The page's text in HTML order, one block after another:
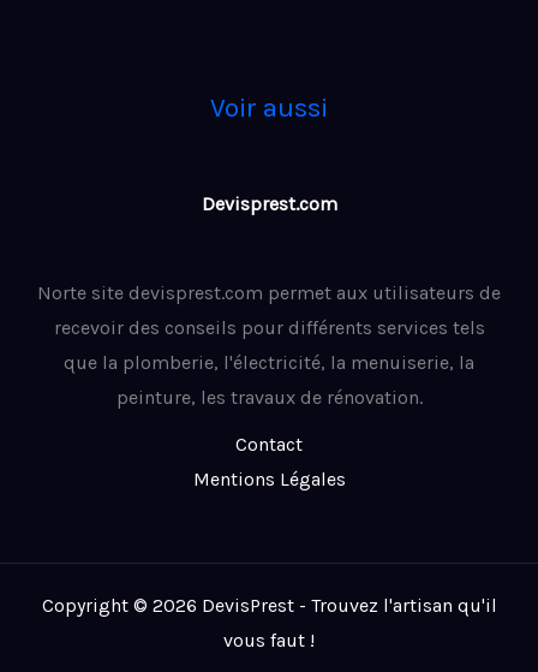
Voir aussi
Devisprest.com
Norte site devisprest.com permet aux utilisateurs de
recevoir des conseils pour différents services tels
que la plomberie, l'électricité, la menuiserie, la
peinture, les travaux de rénovation.
Contact
Mentions Légales
Copyright © 2026 DevisPrest - Trouvez l'artisan qu'il
vous faut !